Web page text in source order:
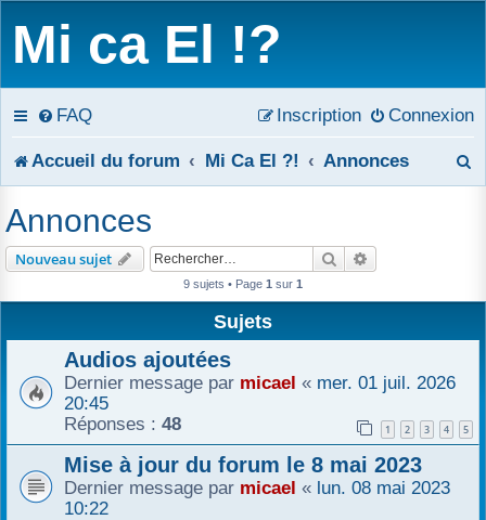
Mi ca El !?
FAQ Connexion
Inscription
Accueil du forum Mi Ca El ?! Annonces
Annonces
Nouveau sujet Rechercher
9 sujets • Page 1 sur 1
Sujets
Audios ajoutées
Dernier message par micael « mer. 01 juil. 2026
20:45
Réponses : 48 1 2 3 4 5
Mise à jour du forum le 8 mai 2023
Dernier message par micael « lun. 08 mai 2023
10:22